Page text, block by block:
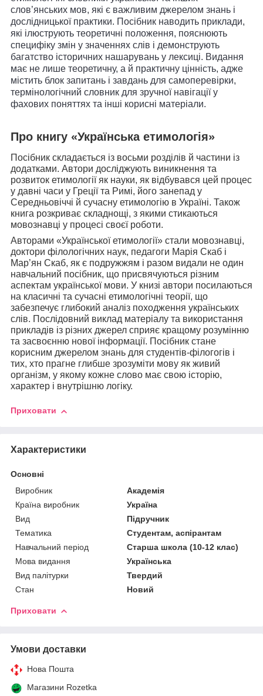
слов’янських мов, які є важливим джерелом знань і
дослідницької практики. Посібник наводить приклади,
які ілюструють теоретичні положення, пояснюють
специфіку змін у значеннях слів і демонструють
багатство історичних нашарувань у лексиці. Видання
має не лише теоретичну, а й практичну цінність, адже
містить блок запитань і завдань для самоперевірки,
термінологічний словник для зручної навігації у
фахових поняттях та інші корисні матеріали.
Про книгу «Українська етимологія»
Посібник складається із восьми розділів й частини із
додатками. Автори досліджують виникнення та
розвиток етимології як науки, як відбувався цей процес
у давні часи у Греції та Римі, його занепад у
Середньовіччі й сучасну етимологію в Україні. Також
книга розкриває складнощі, з якими стикаються
мовознавці у процесі своєї роботи.
Авторами «Української етимології» стали мовознавці,
доктори філологічних наук, педагоги Марія Скаб і
Мар’ян Скаб, як є подружжям і разом видали не один
навчальний посібник, що присвячуються різним
аспектам української мови. У книзі автори посилаються
на класичні та сучасні етимологічні теорії, що
забезпечує глибокий аналіз походження українських
слів. Послідовний виклад матеріалу та використання
прикладів із різних джерел сприяє кращому розумінню
та засвоєнню нової інформації. Посібник стане
корисним джерелом знань для студентів-філогогів і
тих, хто прагне глибше зрозуміти мову як живий
організм, у якому кожне слово має свою історію,
характер і внутрішню логіку.
Приховати
Характеристики
Основні
Виробник
Академія
Країна виробник
Україна
Вид
Підручник
Тематика
Студентам, аспірантам
Навчальний період
Старша школа (10-12 клас)
Мова видання
Українська
Вид палітурки
Твердий
Стан
Новий
Приховати
Умови доставки
Нова Пошта
Магазини Rozetka